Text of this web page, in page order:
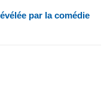
par la comédie